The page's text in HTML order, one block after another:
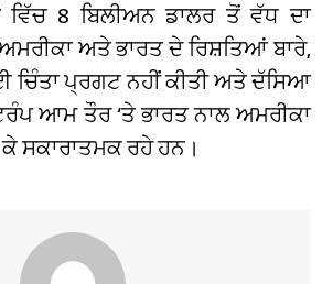
8 ਬਿਲੀਅਨ ਡਾਲਰ ਤੋਂ ਵੱਧ ਦਾ
ਅਤੇ ਭਾਰਤ ਦੇ ਰਿਸ਼ਤਿਆਂ ਬਾਰੇ,
ਚਿੰਤਾ ਪ੍ਰਗਟ ਨਹੀਂ ਕੀਤੀ ਅਤੇ ਦੱਸਿਆ
ਆਮ ਤੌਰ ‘ਤੇ ਭਾਰਤ ਨਾਲ ਅਮਰੀਕਾ
ਸਕਾਰਾਤਮਕ ਰਹੇ ਹਨ।